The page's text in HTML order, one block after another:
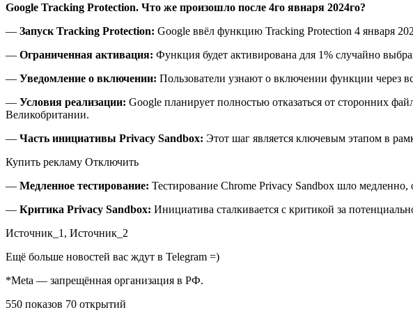
Google Tracking Protection. Что же произошло после 4го явнаря 2024го?
— Запуск Tracking Protection: Google ввёл функцию Tracking Protection 4 января
— Ограниченная активация: Функция будет активирована для 1% случайно
— Уведомление о включении: Пользователи узнают о включении функции через
— Условия реализации: Google планирует полностью отказаться от сторонних
Великобритании.
— Часть инициативы Privacy Sandbox: Этот шаг является ключевым этапом в
Купить рекламу Отключить
— Медленное тестирование: Тестирование Chrome Privacy Sandbox шло медленно,
— Критика Privacy Sandbox: Инициатива сталкивается с критикой за
Источник_1, Источник_2
Ещё больше новостей вас ждут в Telegram =)
*Meta — запрещённая организация в РФ.
550 показов 70 открытий